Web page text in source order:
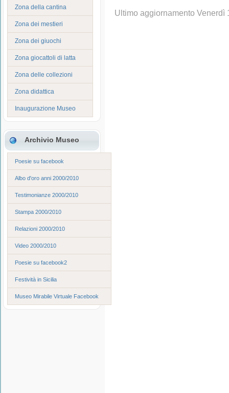
Zona della cantina
Zona dei mestieri
Zona dei giuochi
Zona giocattoli di latta
Zona delle collezioni
Zona didattica
Inaugurazione Museo
Archivio Museo
Poesie su facebook
Albo d'oro anni 2000/2010
Testimonianze 2000/2010
Stampa 2000/2010
Relazioni 2000/2010
Video 2000/2010
Poesie su facebook2
Festività in Sicilia
Museo Mirabile Virtuale Facebook
Ultimo aggiornamento Venerdì